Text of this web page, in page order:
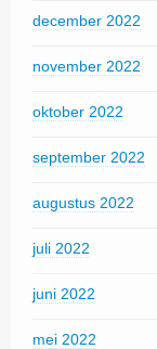
december 2022
november 2022
oktober 2022
september 2022
augustus 2022
juli 2022
juni 2022
mei 2022